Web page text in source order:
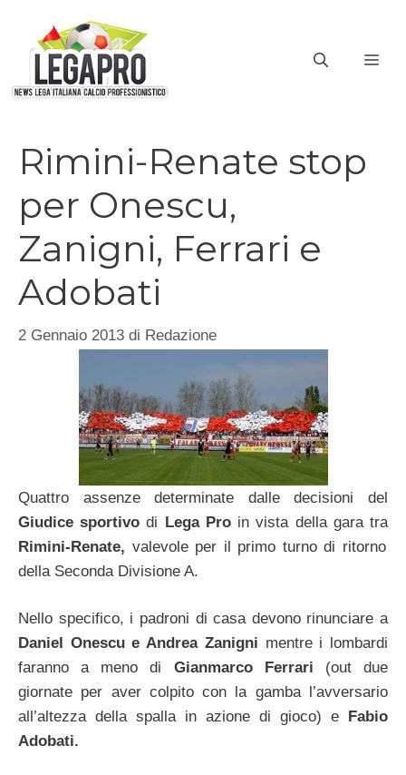
contenuto
Rimini-Renate stop
per Onescu,
Zanigni, Ferrari e
Adobati
2 Gennaio 2013 di Redazione
Quattro assenze determinate dalle decisioni del
Giudice sportivo di Lega Proin vista della gara tra
Rimini-Renate, valevole per il primo turno di ritorno
della Seconda Divisione A.
Nello specifico, i padroni di casa devono rinunciare a
Daniel Onescu e Andrea Zanigni mentre i lombardi
faranno a meno di Gianmarco Ferrari (out due
giornate per aver colpito con la gamba l’avversario
all’altezza della spalla in azione di gioco) e
Fabio
Adobati.